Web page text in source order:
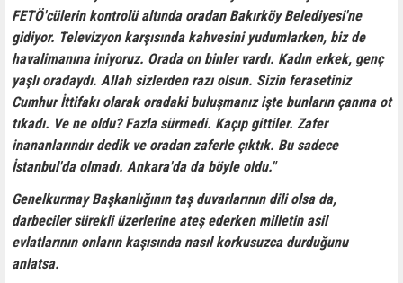
FETÖ'cülerin kontrolü altında oradan Bakırköy Belediyesi'ne
gidiyor. Televizyon karşısında kahvesini yudumlarken, biz de
havalimanına iniyoruz. Orada on binler vardı. Kadın erkek, genç
yaşlı oradaydı. Allah sizlerden razı olsun. Sizin ferasetiniz
Cumhur İttifakı olarak oradaki buluşmanız işte bunların çanına ot
tıkadı. Ve ne oldu? Fazla sürmedi. Kaçıp gittiler. Zafer
inananlarındır dedik ve oradan zaferle çıktık. Bu sadece
İstanbul'da olmadı. Ankara'da da böyle oldu."
Genelkurmay Başkanlığının taş duvarlarının dili olsa da,
darbeciler sürekli üzerlerine ateş ederken milletin asil
evlatlarının onların kaşısında nasıl korkusuzca durduğunu
anlatsa.